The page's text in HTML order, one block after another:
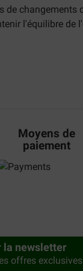
de
l'équilibre de
de
Moyens de
paiement
la newsletter
offres exclusives